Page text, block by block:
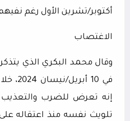
أكتوبر/تشرين الأول رغم
الاغتصاب
وقال محمد البكري الذي
في 10
إنه تعرض للضرب والتعذيب
تلويث نفسه منذ اعتقاله